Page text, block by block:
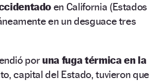
en California (Estados
en un desguace tres
por una fuga térmica en la
capital del Estado, tuvieron que